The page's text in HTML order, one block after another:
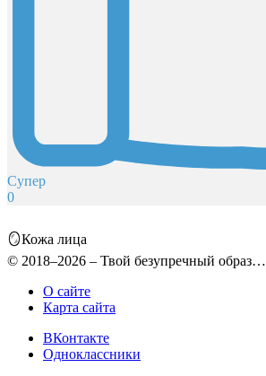
Супер
0
🪞Кожа лица
© 2018–2026 – Твой безупречный образ…
О сайте
Карта сайта
ВКонтакте
Одноклассники